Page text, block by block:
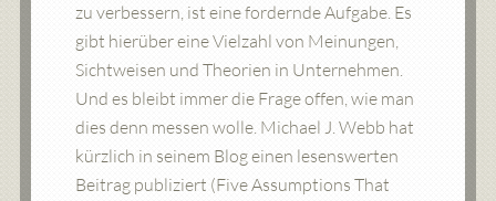
zu verbessern, ist eine fordernde Aufgabe. Es
gibt hierüber eine Vielzahl von Meinungen,
Sichtweisen und Theorien in Unternehmen.
Und es bleibt immer die Frage offen, wie man
dies denn messen wolle. Michael J. Webb hat
kürzlich in seinem Blog einen lesenswerten
Beitrag publiziert (Five Assumptions That